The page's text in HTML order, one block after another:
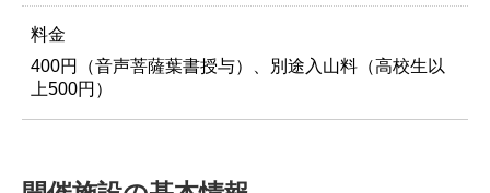
料金
400円（音声菩薩葉書授与）、別途入山料（高校生以
上500円）